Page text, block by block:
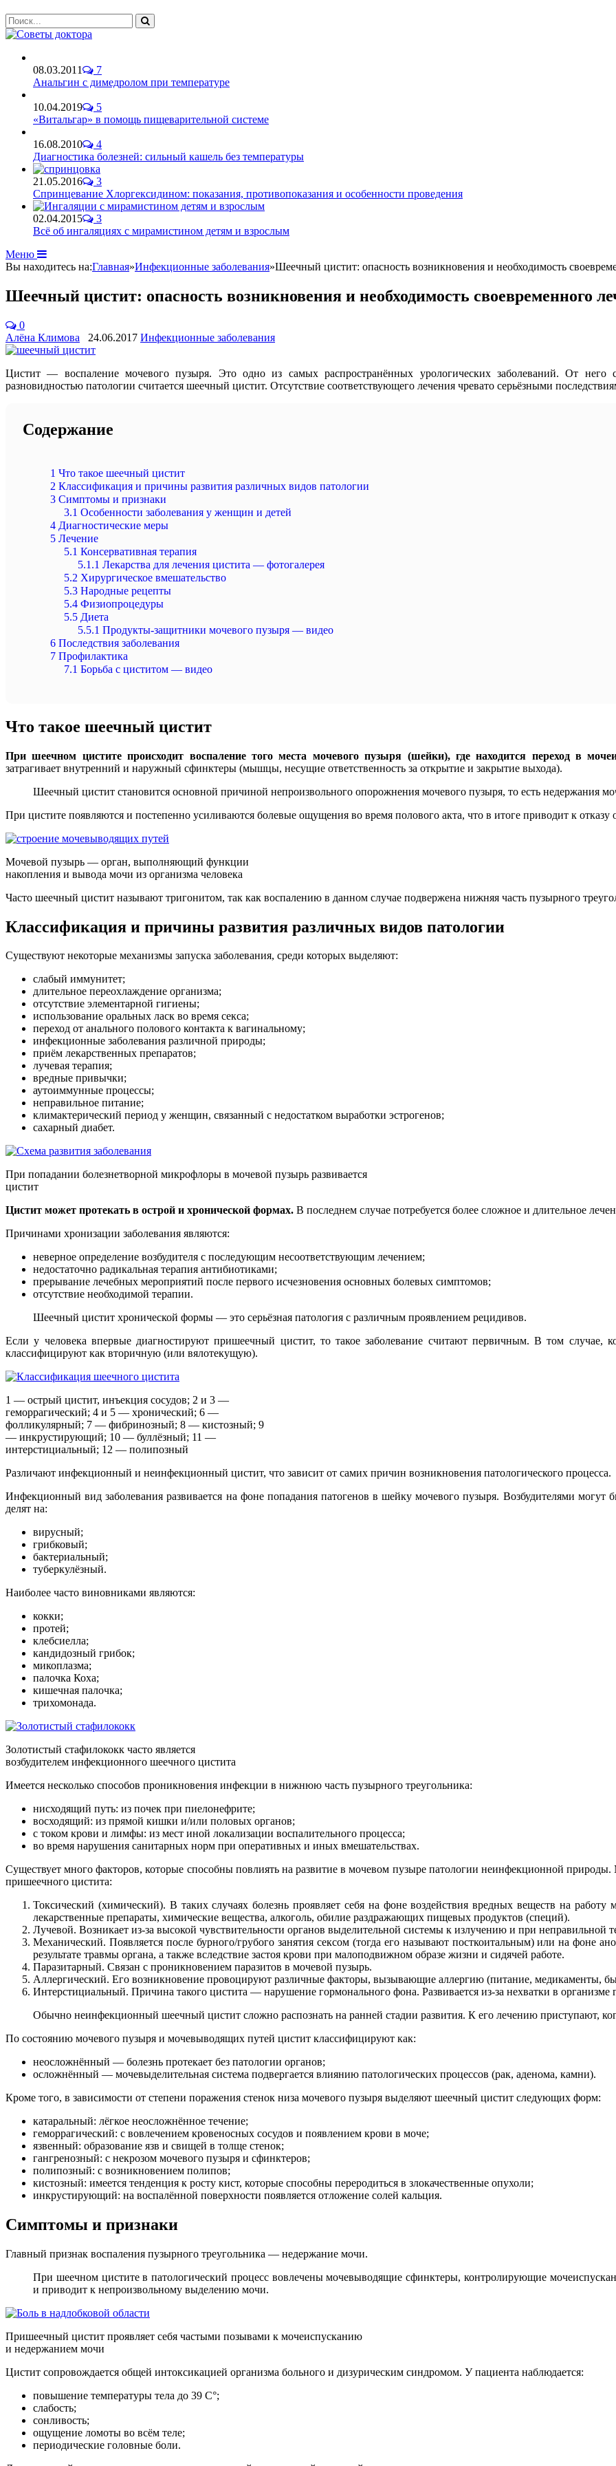
08.03.2011
7
Анальгин с димедролом при температуре
10.04.2019
5
«Витальгар» в помощь пищеварительной системе
16.08.2010
4
Диагностика болезней: сильный кашель без температуры
21.05.2016
3
Спринцевание Хлоргексидином: показания, противопоказания и особенности проведения
02.04.2015
3
Всё об ингаляциях с мирамистином детям и взрослым
Меню
Вы находитесь на:Главная»Инфекционные заболевания»Шеечный цистит: опасность возникновения и необходимость
Шеечный цистит: опасность возникновения и необходимость своевременного
0
Алёна Климова
24.06.2017 Инфекционные заболевания
Цистит — воспаление мочевого пузыря. Это одно из самых распространённых урологических заболеваний. От
разновидностью патологии считается шеечный цистит. Отсутствие соответствующего лечения чревато серьёзными
Содержание
1 Что такое шеечный цистит
2 Классификация и причины развития различных видов патологии
3 Симптомы и признаки
3.1 Особенности заболевания у женщин и детей
4 Диагностические меры
5 Лечение
5.1 Консервативная терапия
5.1.1 Лекарства для лечения цистита — фотогалерея
5.2 Хирургическое вмешательство
5.3 Народные рецепты
5.4 Физиопроцедуры
5.5 Диета
5.5.1 Продукты-защитники мочевого пузыря — видео
6 Последствия заболевания
7 Профилактика
7.1 Борьба с циститом — видео
Что такое шеечный цистит
При шеечном цистите происходит воспаление того места мочевого пузыря (шейки), где находится переход в
затрагивает внутренний и наружный сфинктеры (мышцы, несущие ответственность за открытие и закрытие выхода).
Шеечный цистит становится основной причиной непроизвольного опорожнения мочевого пузыря, то есть недержания
При цистите появляются и постепенно усиливаются болевые ощущения во время полового акта, что в итоге приводит к отказу
Мочевой пузырь — орган, выполняющий функции
накопления и вывода мочи из организма человека
Часто шеечный цистит называют тригонитом, так как воспалению в данном случае подвержена нижняя часть пузырного
Классификация и причины развития различных видов патологии
Существуют некоторые механизмы запуска заболевания, среди которых выделяют:
слабый иммунитет;
длительное переохлаждение организма;
отсутствие элементарной гигиены;
использование оральных ласк во время секса;
переход от анального полового контакта к вагинальному;
инфекционные заболевания различной природы;
приём лекарственных препаратов;
лучевая терапия;
вредные привычки;
аутоиммунные процессы;
неправильное питание;
климактерический период у женщин, связанный с недостатком выработки эстрогенов;
сахарный диабет.
При попадании болезнетворной микрофлоры в мочевой пузырь развивается
цистит
Цистит может протекать в острой и хронической формах. В последнем случае потребуется более сложное и длительное
Причинами хронизации заболевания являются:
неверное определение возбудителя с последующим несоответствующим лечением;
недостаточно радикальная терапия антибиотиками;
прерывание лечебных мероприятий после первого исчезновения основных болевых симптомов;
отсутствие необходимой терапии.
Шеечный цистит хронической формы — это серьёзная патология с различным проявлением рецидивов.
Если у человека впервые диагностируют пришеечный цистит, то такое заболевание считают первичным. В том случае,
классифицируют как вторичную (или вялотекущую).
1 — острый цистит, инъекция сосудов; 2 и 3 —
геморрагический; 4 и 5 — хронический; 6 —
фолликулярный; 7 — фибринозный; 8 — кистозный; 9
— инкрустирующий; 10 — буллёзный; 11 —
интерстициальный; 12 — полипозный
Различают инфекционный и неинфекционный цистит, что зависит от самих причин возникновения патологического процесса.
Инфекционный вид заболевания развивается на фоне попадания патогенов в шейку мочевого пузыря. Возбудителями
делят на:
вирусный;
грибковый;
бактериальный;
туберкулёзный.
Наиболее часто виновниками являются:
кокки;
протей;
клебсиелла;
кандидозный грибок;
микоплазма;
палочка Коха;
кишечная палочка;
трихомонада.
Золотистый стафилококк часто является
возбудителем инфекционного шеечного цистита
Имеется несколько способов проникновения инфекции в нижнюю часть пузырного треугольника:
нисходящий путь: из почек при пиелонефрите;
восходящий: из прямой кишки и/или половых органов;
с током крови и лимфы: из мест иной локализации воспалительного процесса;
во время нарушения санитарных норм при оперативных и иных вмешательствах.
Существует много факторов, которые способны повлиять на развитие в мочевом пузыре патологии неинфекционной
пришеечного цистита:
Токсический (химический). В таких случаях болезнь проявляет себя на фоне воздействия вредных веществ на
лекарственные препараты, химические вещества, алкоголь, обилие раздражающих пищевых продуктов (специй).
Лучевой. Возникает из-за высокой чувствительности органов выделительной системы к излучению и при неправильной
Механический. Появляется после бурного/грубого занятия сексом (тогда его называют посткоитальным) или на фоне
результате травмы органа, а также вследствие застоя крови при малоподвижном образе жизни и сидячей работе.
Паразитарный. Связан с проникновением паразитов в мочевой пузырь.
Аллергический. Его возникновение провоцируют различные факторы, вызывающие аллергию (питание, медикаменты,
Интерстициальный. Причина такого цистита — нарушение гормонального фона. Развивается из-за нехватки в организме
Обычно неинфекционный шеечный цистит сложно распознать на ранней стадии развития. К его лечению приступают,
По состоянию мочевого пузыря и мочевыводящих путей цистит классифицируют как:
неосложнённый — болезнь протекает без патологии органов;
осложнённый — мочевыделительная система подвергается влиянию патологических процессов (рак, аденома, камни).
Кроме того, в зависимости от степени поражения стенок низа мочевого пузыря выделяют шеечный цистит следующих форм:
катаральный: лёгкое неосложнённое течение;
геморрагический: с вовлечением кровеносных сосудов и появлением крови в моче;
язвенный: образование язв и свищей в толще стенок;
гангренозный: с некрозом мочевого пузыря и сфинктеров;
полипозный: с возникновением полипов;
кистозный: имеется тенденция к росту кист, которые способны переродиться в злокачественные опухоли;
инкрустирующий: на воспалённой поверхности появляется отложение солей кальция.
Симптомы и признаки
Главный признак воспаления пузырного треугольника — недержание мочи.
При шеечном цистите в патологический процесс вовлечены мочевыводящие сфинктеры, контролирующие
и приводит к непроизвольному выделению мочи.
Пришеечный цистит проявляет себя частыми позывами к мочеиспусканию
и недержанием мочи
Цистит сопровождается общей интоксикацией организма больного и дизурическим синдромом. У пациента наблюдается:
повышение температуры тела до 39 С°;
слабость;
сонливость;
ощущение ломоты во всём теле;
периодические головные боли.